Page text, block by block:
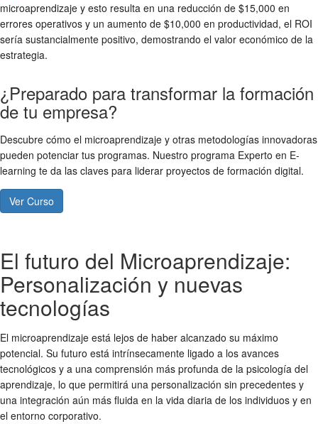
microaprendizaje y esto resulta en una reducción de $15,000 en
errores operativos y un aumento de $10,000 en productividad, el ROI
sería sustancialmente positivo, demostrando el valor económico de la
estrategia.
¿Preparado para transformar la formación
de tu empresa?
Descubre cómo el microaprendizaje y otras metodologías innovadoras
pueden potenciar tus programas. Nuestro programa Experto en E-
learning te da las claves para liderar proyectos de formación digital.
Ver Curso
El futuro del Microaprendizaje:
Personalización y nuevas
tecnologías
El microaprendizaje está lejos de haber alcanzado su máximo
potencial. Su futuro está intrínsecamente ligado a los avances
tecnológicos y a una comprensión más profunda de la psicología del
aprendizaje, lo que permitirá una personalización sin precedentes y
una integración aún más fluida en la vida diaria de los individuos y en
el entorno corporativo.